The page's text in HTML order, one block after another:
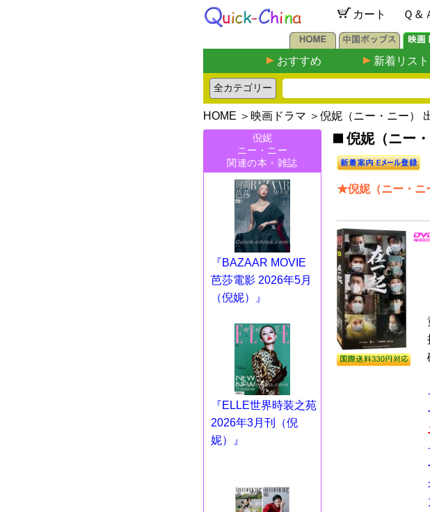
カート Ｑ＆
おすすめ 新着リスト
HOME ＞ 映画ドラマ ＞倪妮（ニー・ニー）
倪妮
ニー・ニー
関連の本・雑誌
『BAZAAR MOVIE
芭莎電影 2026年5月
（倪妮）』
『ELLE世界時装之苑
2026年3月刊（倪
妮）』
倪妮（ニー
★倪妮（ニー・ニ